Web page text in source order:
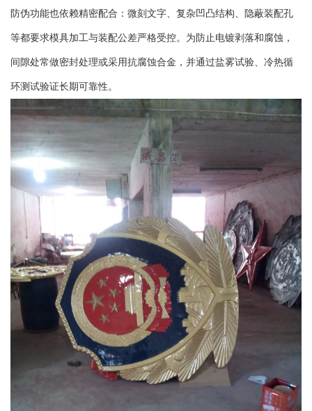
防伪功能也依赖精密配合：微刻文字、复杂凹凸结构、隐蔽装配孔
等都要求模具加工与装配公差严格受控。为防止电镀剥落和腐蚀，
间隙处常做密封处理或采用抗腐蚀合金，并通过盐雾试验、冷热循
环测试验证长期可靠性。